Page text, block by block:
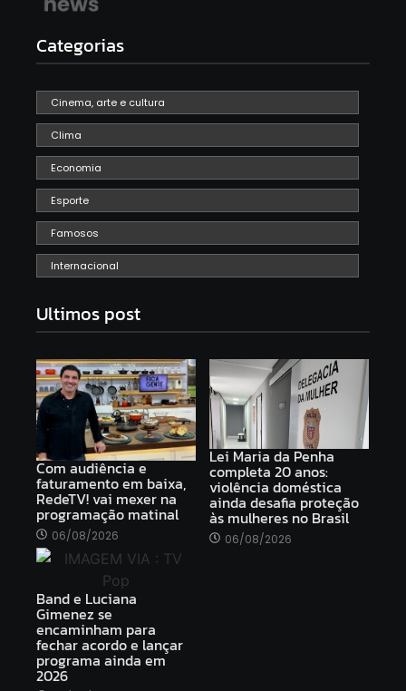
Categorias
Cinema, arte e cultura
Clima
Economia
Esporte
Famosos
Internacional
Ultimos post
Com audiência e
faturamento em baixa,
RedeTV! vai mexer na
programação matinal
06/08/2026
Lei Maria da Penha
completa 20 anos:
violência doméstica
ainda desafia proteção
às mulheres no Brasil
06/08/2026
Band e Luciana
Gimenez se
encaminham para
fechar acordo e lançar
programa ainda em
2026